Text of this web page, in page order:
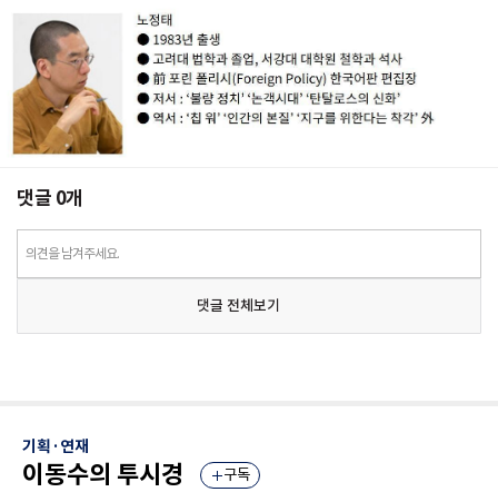
댓글 0개
의견을 남겨주세요.
댓글 전체보기
기획·연재
이동수의 투시경 구독